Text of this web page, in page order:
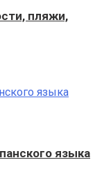
пляжи,
языка